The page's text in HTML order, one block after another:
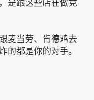
是跟这些店在做竞
麦当劳、肯德鸡去
的都是你的对手。